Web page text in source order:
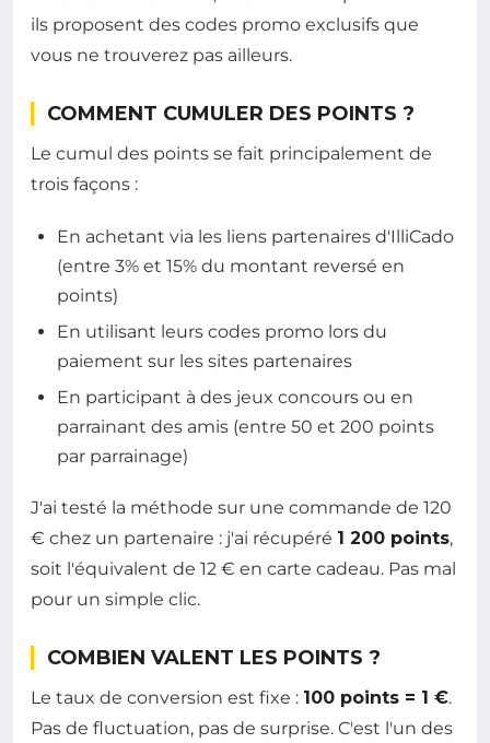
ils proposent des codes promo exclusifs que
vous ne trouverez pas ailleurs.
COMMENT CUMULER DES POINTS ?
Le cumul des points se fait principalement de
trois façons :
En achetant via les liens partenaires d'IlliCado
(entre 3% et 15% du montant reversé en
points)
En utilisant leurs codes promo lors du
paiement sur les sites partenaires
En participant à des jeux concours ou en
parrainant des amis (entre 50 et 200 points
par parrainage)
J'ai testé la méthode sur une commande de 120
€ chez un partenaire : j'ai récupéré 1 200 points,
soit l'équivalent de 12 € en carte cadeau. Pas mal
pour un simple clic.
COMBIEN VALENT LES POINTS ?
Le taux de conversion est fixe : 100 points = 1 €.
Pas de fluctuation, pas de surprise. C'est l'un des